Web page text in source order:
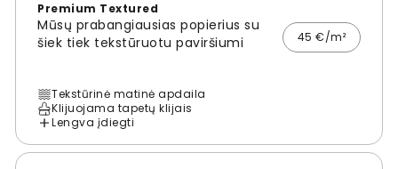
Premium Textured
Mūsų prabangiausias popierius su
šiek tiek tekstūruotu paviršiumi
45 €/m²
Tekstūrinė matinė apdaila
Klijuojama tapetų klijais
Lengva įdiegti